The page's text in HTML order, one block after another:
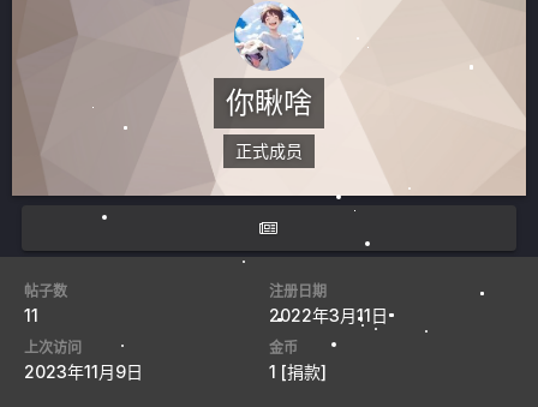
你瞅啥
正式成员
帖子数
11
注册日期
2022年3月11日
上次访问
2023年11月9日
金币
1 [捐款]